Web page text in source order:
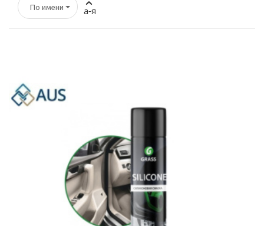
По имени а-я